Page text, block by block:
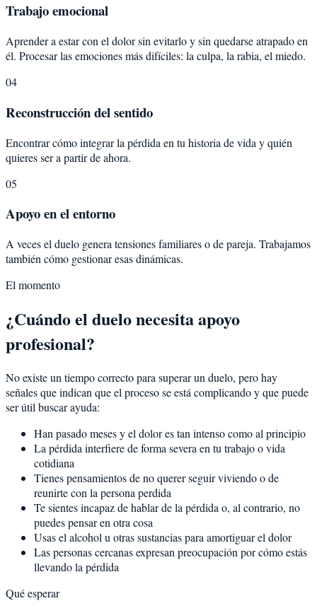
Trabajo emocional
Aprender a estar con el dolor sin evitarlo y sin quedarse atrapado en
él. Procesar las emociones más difíciles: la culpa, la rabia, el miedo.
04
Reconstrucción del sentido
Encontrar cómo integrar la pérdida en tu historia de vida y quién
quieres ser a partir de ahora.
05
Apoyo en el entorno
A veces el duelo genera tensiones familiares o de pareja. Trabajamos
también cómo gestionar esas dinámicas.
El momento
¿Cuándo el duelo necesita apoyo
profesional?
No existe un tiempo correcto para superar un duelo, pero hay
señales que indican que el proceso se está complicando y que puede
ser útil buscar ayuda:
Han pasado meses y el dolor es tan intenso como al principio
La pérdida interfiere de forma severa en tu trabajo o vida
cotidiana
Tienes pensamientos de no querer seguir viviendo o de
reunirte con la persona perdida
Te sientes incapaz de hablar de la pérdida o, al contrario, no
puedes pensar en otra cosa
Usas el alcohol u otras sustancias para amortiguar el dolor
Las personas cercanas expresan preocupación por cómo estás
llevando la pérdida
Qué esperar